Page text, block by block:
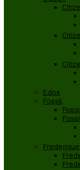
Edox
Fossil